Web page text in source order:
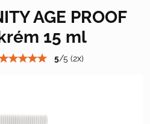
AGE PROOF
15 ml
5/5 (2x)